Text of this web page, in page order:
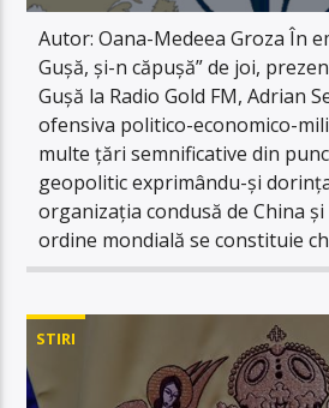
Autor: Oana-Medeea Groza În
Gușă, și-n căpușă” de joi,
Gușă la Radio Gold FM, Adrian
ofensiva politico-economico-
multe țări semnificative din
geopolitic exprimându-și
organizația condusă de China și
ordine mondială se constituie
STIRI